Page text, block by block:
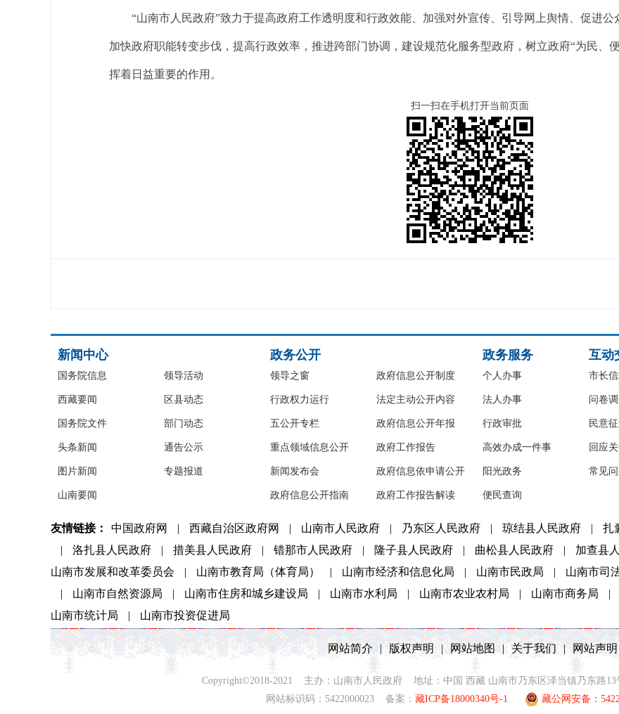
“山南市人民政府”致力于提高政府工作透明度和行政效能、加强对外宣传、引导网上舆情、促进
加快政府职能转变步伐，提高行政效率，推进跨部门协调，建设规范化服务型政府，树立政府“为民、
挥着日益重要的作用。
扫一扫在手机打开当前页面
新闻中心
国务院信息
西藏要闻
国务院文件
头条新闻
图片新闻
山南要闻
领导活动
区县动态
部门动态
通告公示
专题报道
政务公开
领导之窗
行政权力运行
五公开专栏
重点领域信息公开
新闻发布会
政府信息公开指南
政府信息公开制度
法定主动公开内容
政府信息公开年报
政府工作报告
政府信息依申请公开
政府工作报告解读
政务服务
个人办事
法人办事
行政审批
高效办成一件事
阳光政务
便民查询
互动
市长
问卷
民意
回应
常见
友情链接： 中国政府网 | 西藏自治区政府网 | 山南市人民政府 | 乃东区人民政府 | 琼结县人民政府 | 扎
|
洛扎县人民政府 | 措美县人民政府 | 错那市人民政府 | 隆子县人民政府 | 曲松县人民政府 | 加查县
山南市发展和改革委员会
| 山南市教育局（体育局） | 山南市经济和信息化局 | 山南市民政局 | 山南市司
|
山南市自然资源局 | 山南市住房和城乡建设局 | 山南市水利局 | 山南市农业农村局 | 山南市商务局 |
山南市统计局
| 山南市投资促进局
网站简介 | 版权声明 | 网站地图 | 关于我们 | 网站声明
Copyright©2018-2021 主办：山南市人民政府 地址：中国 西藏 山南市乃东区泽当镇乃东路
网站标识码：5422000023 备案： 藏ICP备18000340号-1 藏公网安备：